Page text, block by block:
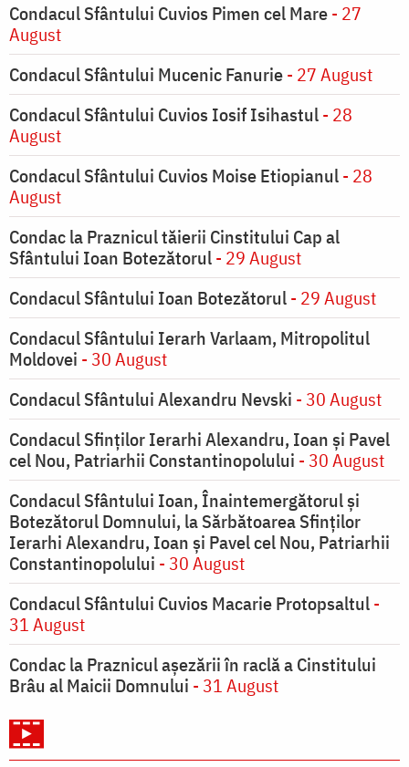
Condacul Sfântului Cuvios Pimen cel Mare- 27
August
Condacul Sfântului Mucenic Fanurie- 27 August
Condacul Sfântului Cuvios Iosif Isihastul- 28
August
Condacul Sfântului Cuvios Moise Etiopianul- 28
August
Condac la Praznicul tăierii Cinstitului Cap al
Sfântului Ioan Botezătorul- 29 August
Condacul Sfântului Ioan Botezătorul- 29 August
Condacul Sfântului Ierarh Varlaam, Mitropolitul
Moldovei - 30 August
Condacul Sfântului Alexandru Nevski - 30 August
Condacul Sfinţilor Ierarhi Alexandru, Ioan şi Pavel
cel Nou, Patriarhii Constantinopolului - 30 August
Condacul Sfântului Ioan, Înaintemergătorul şi
Botezătorul Domnului, la Sărbătoarea Sfinţilor
Ierarhi Alexandru, Ioan şi Pavel cel Nou, Patriarhii
Constantinopolului - 30 August
Condacul Sfântului Cuvios Macarie Protopsaltul-
31 August
Condac la Praznicul aşezării în raclă a Cinstitului
Brâu al Maicii Domnului - 31 August